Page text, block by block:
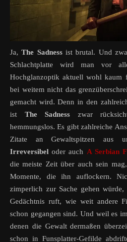
Ja,The Sadness ist brutal. Und
Schlachtplatte wird man vor
Hochglanzoptik aktuell wohl kaum
bei weitem nicht das
gemacht wird. Denn in den
ist The Sadness zwar
hemmungslos. Es gibt zahlreiche
Zitate an Gewaltspitzen aus
Irreversibel oder auch A Serbian
die meiste Zeit über auch sein
Momente, die ihn auflockern.
zimperlich zur Sache gehen
Gedächtnis ruft, wie weit andere
schon gegangen sind. Und weil es
denen die Gewalt dermaßen
schon in Funsplatter-Gefilde